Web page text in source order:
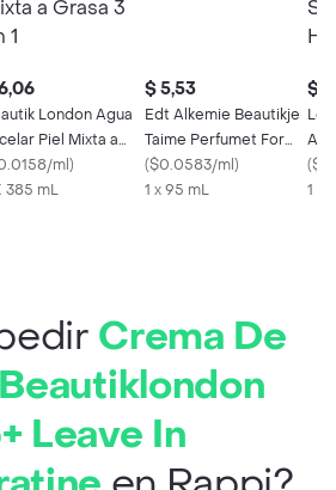
London Agua
Piel Mixta a
3 en 1
ml)
385 mL
$ 5,53
Edt Alkemie Beautikje
Taime Perfumet For
Her
($0.0583/ml)
1 x 95 mL
$
(
1 x
Crema De
Leave In